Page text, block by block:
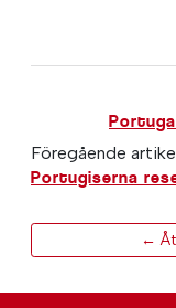
Föregående
Portugiserna
←